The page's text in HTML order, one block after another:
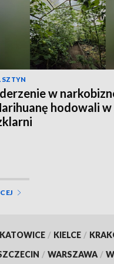
w
hodowali w
KATOWICE / KIELCE /
/ WARSZAWA /